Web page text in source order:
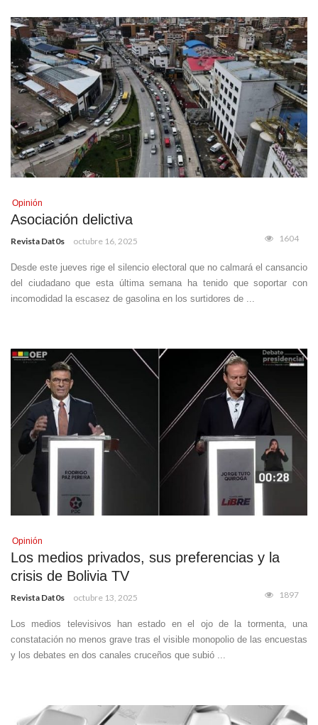
Opinión
Asociación delictiva
Revista Dat0s octubre 16, 2025 1604
Desde este jueves rige el silencio electoral que no calmará el cansancio
del ciudadano que esta última semana ha tenido que soportar con
incomodidad la escasez de gasolina en los surtidores de ...
Opinión
Los medios privados, sus preferencias y la
crisis de Bolivia TV
Revista Dat0s octubre 13, 2025 1897
Los medios televisivos han estado en el ojo de la tormenta, una
constatación no menos grave tras el visible monopolio de las encuestas
y los debates en dos canales cruceños que subió ...